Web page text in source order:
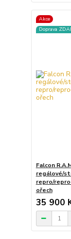
Akce
Doprava
Falcon
regálové/
repro/
ořech
35 900